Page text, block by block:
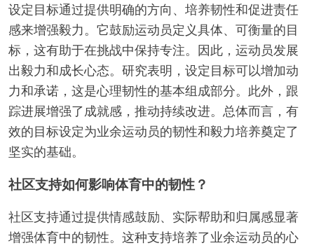
设定目标通过提供明确的方向、培养韧性和促进责任
感来增强毅力。它鼓励运动员定义具体、可衡量的目
标，这有助于在挑战中保持专注。因此，运动员发展
出毅力和成长心态。研究表明，设定目标可以增加动
力和承诺，这是心理韧性的基本组成部分。此外，跟
踪进展增强了成就感，推动持续改进。总体而言，有
效的目标设定为业余运动员的韧性和毅力培养奠定了
坚实的基础。
社区支持如何影响体育中的韧性？
社区支持通过提供情感鼓励、实际帮助和归属感显著
增强体育中的韧性。这种支持培养了业余运动员的心